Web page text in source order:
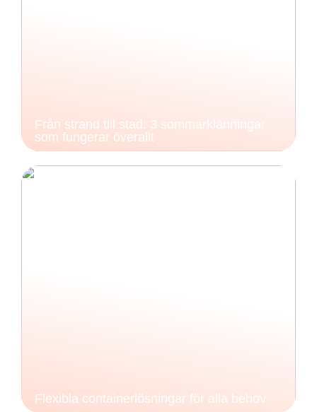
Från strand till stad: 3 sommarklänningar
som fungerar överallt
Flexibla containerlösningar för alla behov